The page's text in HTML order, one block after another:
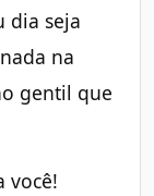
dia seja
na
gentil que
você!